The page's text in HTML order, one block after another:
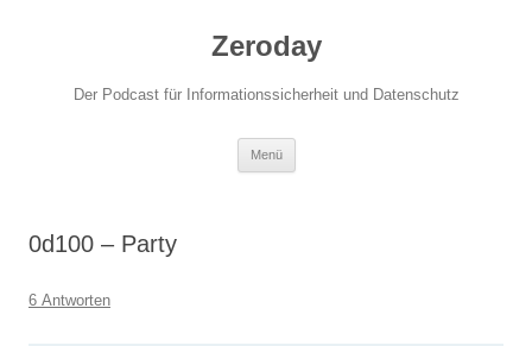
Zeroday
Der Podcast für Informationssicherheit und Datenschutz
Menü
0d100 – Party
6 Antworten